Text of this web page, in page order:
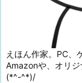
えほん作家。PC、
Amazonや、オリ
(*^-^*)/